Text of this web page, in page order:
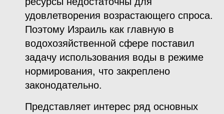
удовлетворения возрастающего спроса.
Поэтому Израиль как главную в
водохозяйственной сфере поставил
задачу использования воды в режиме
нормирования, что закреплено
законодательно.
Представляет интерес ряд основных